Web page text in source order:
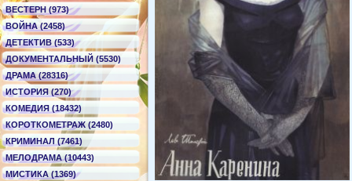
ВЕСТЕРН (973)
ВОЙНА (2458)
ДЕТЕКТИВ (533)
ДОКУМЕНТАЛЬНЫЙ (5530)
ДРАМА (28316)
ИСТОРИЯ (270)
КОМЕДИЯ (18432)
КОРОТКОМЕТРАЖ (2480)
КРИМИНАЛ (7461)
МЕЛОДРАМА (10443)
МИСТИКА (1369)